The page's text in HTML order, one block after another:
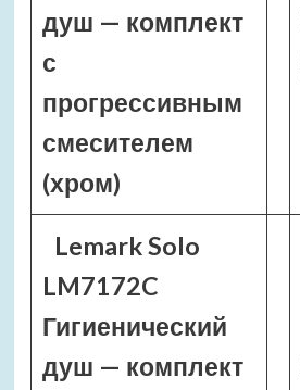
душ — комплект
с
прогрессивным
смесителем
(хром)
Lemark Solo
LM7172C
Гигиенический
душ — комплект